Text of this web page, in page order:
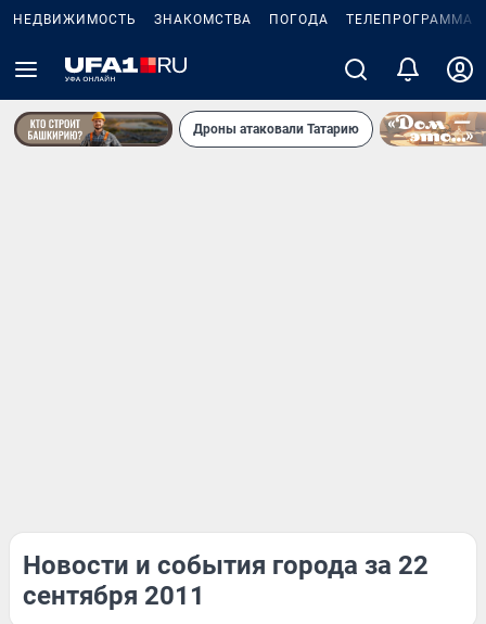
НЕДВИЖИМОСТЬ ЗНАКОМСТВА ПОГОДА ТЕЛЕПРОГРАММА
Дроны атаковали Татарию
Новости и события города за 22
сентября 2011